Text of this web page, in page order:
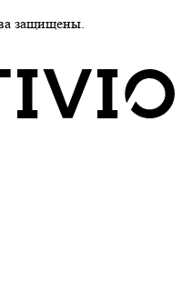
защищены.